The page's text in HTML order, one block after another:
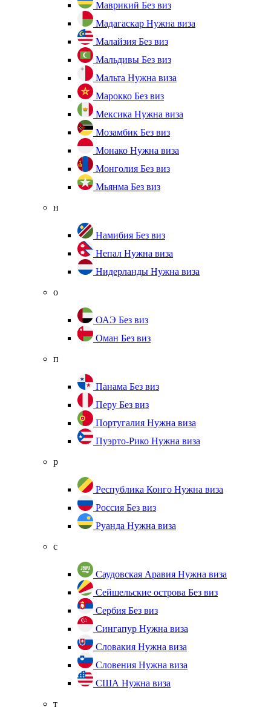
Маврикий Без виз
Мадагаскар Нужна виза
Малайзия Без виз
Мальдивы Без виз
Мальта Нужна виза
Марокко Без виз
Мексика Нужна виза
Мозамбик Без виз
Монако Нужна виза
Монголия Без виз
Мьянма Без виз
н
Намибия Без виз
Непал Нужна виза
Нидерланды Нужна виза
о
ОАЭ Без виз
Оман Без виз
п
Панама Без виз
Перу Без виз
Португалия Нужна виза
Пуэрто-Рико Нужна виза
р
Республика Конго Нужна виза
Россия Без виз
Руанда Нужна виза
с
Саудовская Аравия Нужна виза
Сейшельские острова Без виз
Сербия Без виз
Сингапур Нужна виза
Словакия Нужна виза
Словения Нужна виза
США Нужна виза
т